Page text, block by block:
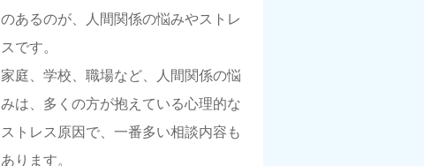
のあるのが、人間関係の悩みやストレ
スです。
家庭、学校、職場など、人間関係の悩
みは、多くの方が抱えている心理的な
ストレス原因で、一番多い相談内容も
あります。